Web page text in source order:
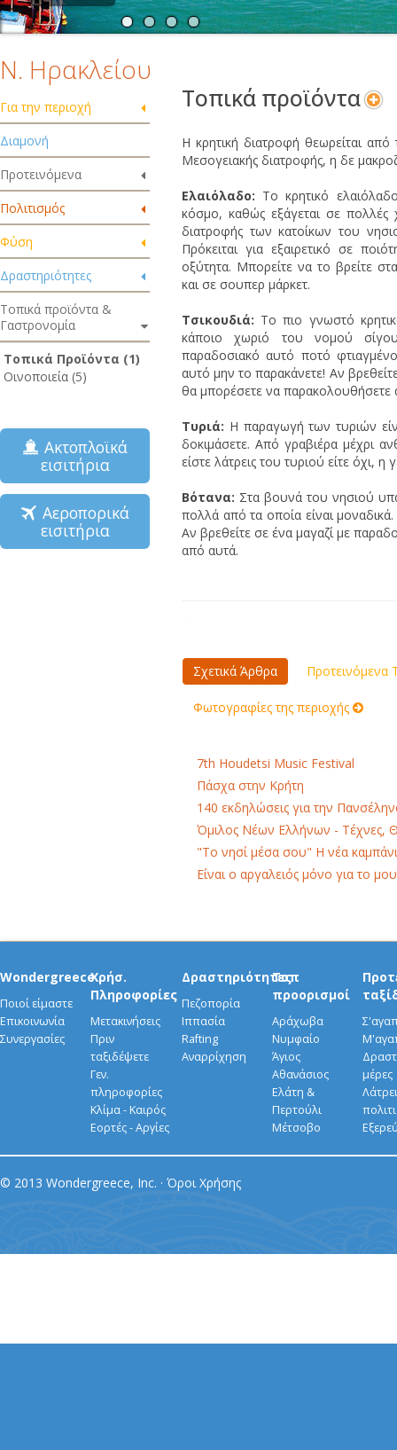
Ν. Ηρακλείου
Για την περιοχή
Διαμονή
Προτεινόμενα
Πολιτισμός
Φύση
Δραστηριότητες
Τοπικά προϊόντα &
Γαστρονομία
Τοπικά Προϊόντα (1)
Οινοποιεία (5)
Ακτοπλοϊκά
εισιτήρια
Αεροπορικά
εισιτήρια
Τοπικά προϊόντα
Η κρητική διατροφή θεωρείται από
Μεσογειακής διατροφής, η δε
Ελαιόλαδο: Το κρητικό
κόσμο, καθώς εξάγεται σε πολλές
διατροφής των κατοίκων του
Πρόκειται για εξαιρετικό σε
οξύτητα. Μπορείτε να το βρείτε
και σε σουπερ μάρκετ.
Τσικουδιά: Το πιο γνωστό
κάποιο χωριό του νομού
παραδοσιακό αυτό ποτό
αυτό μην το παρακάνετε! Αν
θα μπορέσετε να παρακολουθήσετε
Τυριά: Η παραγωγή των τυριών
δοκιμάσετε. Από γραβιέρα μέχρι
είστε λάτρεις του τυριού είτε όχι,
Βότανα: Στα βουνά του νησιού
πολλά από τα οποία είναι μοναδικά.
Αν βρεθείτε σε ένα μαγαζί με
από αυτά.
Σχετικά Άρθρα Προτεινόμενα
Φωτογραφίες της περιοχής
7th Houdetsi Music Festival
Πάσχα στην Κρήτη
140 εκδηλώσεις για την
Όμιλος Νέων Ελλήνων - Τέχνες,
"Το νησί μέσα σου" Η νέα
Είναι ο αργαλειός μόνο για το
Wondergreece
Ποιοί είμαστε
Επικοινωνία
Συνεργασίες
Χρήσ.
Πληροφορίες
Μετακινήσεις
Πριν
ταξιδέψετε
Γεν.
πληροφορίες
Κλίμα - Καιρός
Εορτές - Αργίες
Δραστηριότητες
Πεζοπορία
Ιππασία
Rafting
Αναρρίχηση
Τοπ
προορισμοί
Αράχωβα
Νυμφαίο
Άγιος
Αθανάσιος
Ελάτη &
Περτούλι
Μέτσοβο
μέρες
© 2013 Wondergreece, Inc. · Όροι Χρήσης